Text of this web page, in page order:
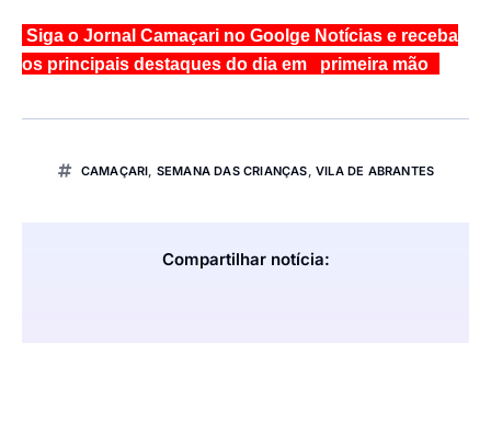
Siga o Jornal Camaçari no Goolge Notícias e receba
os principais destaques do dia em primeira mão
CAMAÇARI SEMANA DAS CRIANÇAS ,VILA DE ABRANTES
Compartilhar notícia: